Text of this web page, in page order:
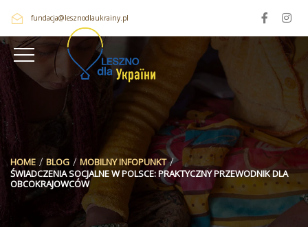
fundacja@lesznodlaukrainy.pl
HOME BLOG
MOBILNY INFOPUNKT
ŚWIADCZENIA SOCJALNE W POLSCE: PRAKTYCZNY PRZEWODNIK DLA
OBCOKRAJOWCÓW